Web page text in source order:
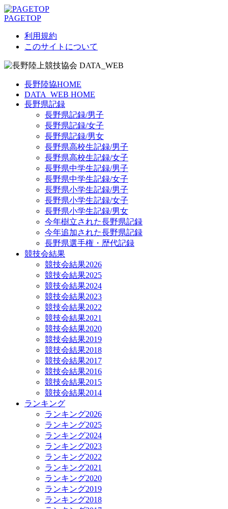
PAGETOP
利用規約
このサイトについて
長野陸協HOME
DATA_WEB HOME
長野県記録
長野県記録/男子
長野県記録/女子
長野県記録/男女
長野県高校生記録/男子
長野県高校生記録/女子
長野県中学生記録/男子
長野県中学生記録/女子
長野県小学生記録/男子
長野県小学生記録/女子
長野県小学生記録/男女
今年樹立された長野県記録
今年追加された長野県記録
長野県選手権・歴代記録
競技会結果
競技会結果2026
競技会結果2025
競技会結果2024
競技会結果2023
競技会結果2022
競技会結果2021
競技会結果2020
競技会結果2019
競技会結果2018
競技会結果2017
競技会結果2016
競技会結果2015
競技会結果2014
ランキング
ランキング2026
ランキング2025
ランキング2024
ランキング2023
ランキング2022
ランキング2021
ランキング2020
ランキング2019
ランキング2018